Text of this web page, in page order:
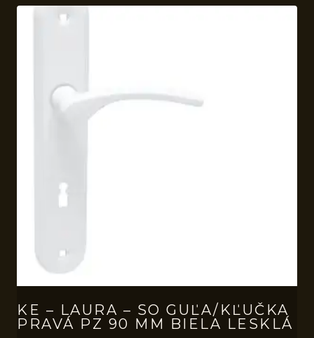
KE – LAURA – SO GUĽA/KĽUČKA
PRAVÁ PZ 90 MM BIELA LESKLÁ